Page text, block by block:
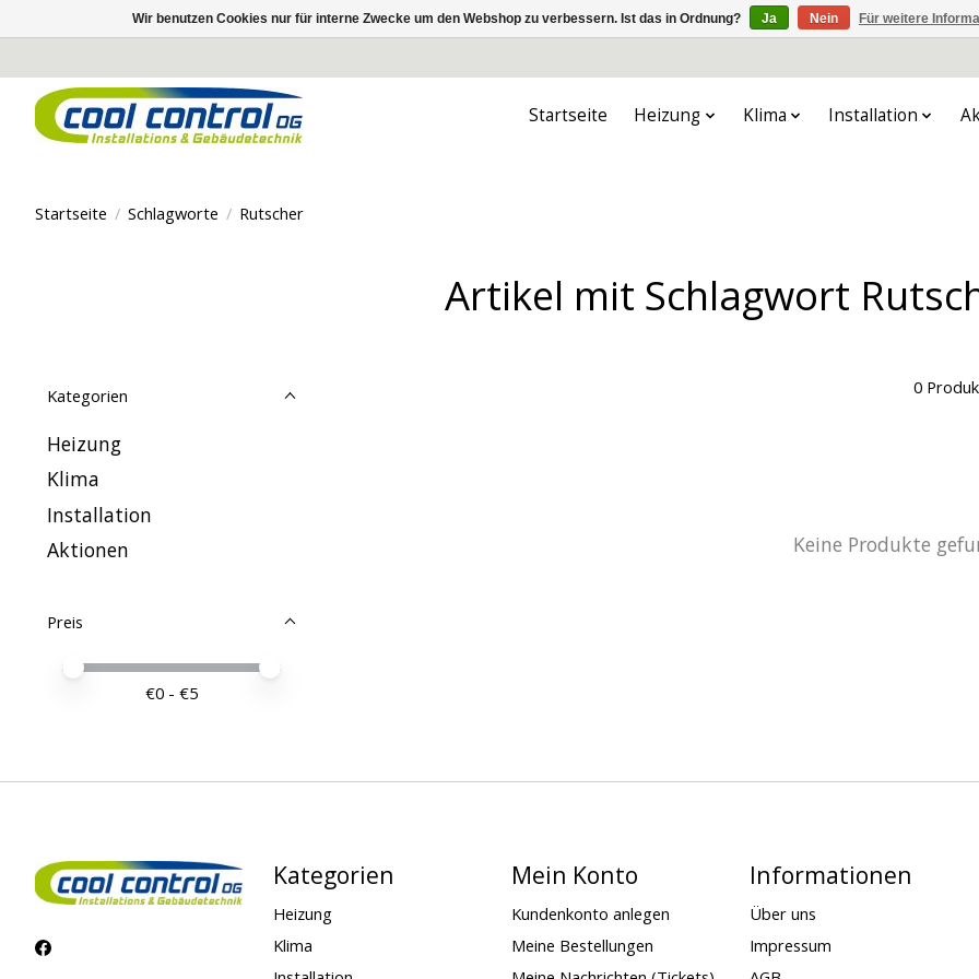
Startseite Heizung Klima Installation
Startseite / Schlagworte / Rutscher
Artikel mit Schlagwort
Kategorien
Heizung
Klima
Installation
Aktionen
Preis
Preis – Mindestwert
Price maximum value
€0 - €5
0
Keine Produkte
Kategorien
Heizung
Klima
Mein Konto
Kundenkonto anlegen
Meine Bestellungen
Informationen
Über uns
Impressum
Wir benutzen Cookies nur für interne Zwecke um den Webshop zu verbessern. Ist das in Ordnung? Ja Nein Für weitere